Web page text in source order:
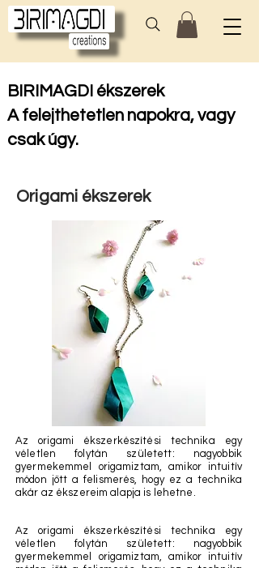
​BIRIMAGDI ékszerek
A felejthetetlen napokra, vagy
csak úgy.
Origami ékszerek
Az origami ékszerkészítési technika egy
véletlen folytán született: nagyobbik
gyermekemmel origamiztam, amikor intuitív
módon jött a felismerés, hogy ez a technika
akár az ékszereim alapja is lehetne.
Az origami ékszerkészítési technika egy
véletlen folytán született: nagyobbik
gyermekemmel origamiztam, amikor intuitív